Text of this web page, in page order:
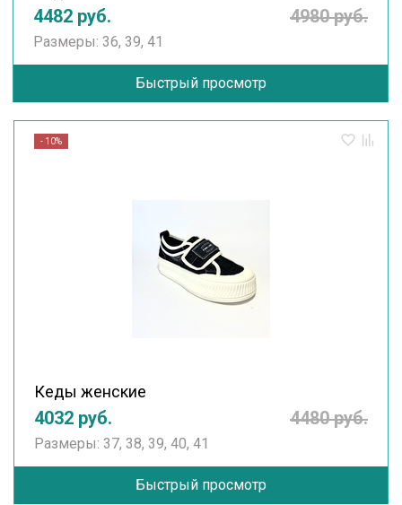
4482 руб. 4980 руб.
Размеры: 36, 39, 41
Быстрый просмотр
- 10%
Кеды женские
4032 руб. 4480 руб.
Размеры: 37, 38, 39, 40, 41
Быстрый просмотр